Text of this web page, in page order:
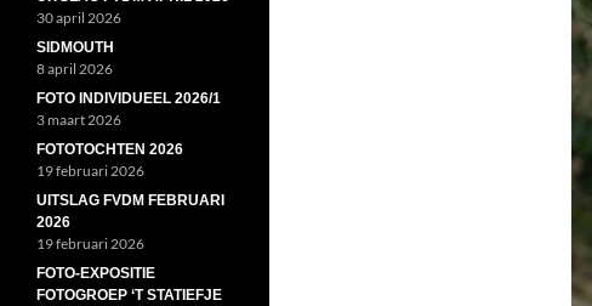
30 april 2026
SIDMOUTH
8 april 2026
FOTO INDIVIDUEEL 2026/1
3 maart 2026
FOTOTOCHTEN 2026
19 februari 2026
UITSLAG FVDM FEBRUARI
2026
19 februari 2026
FOTO-EXPOSITIE
FOTOGROEP ‘T STATIEFJE